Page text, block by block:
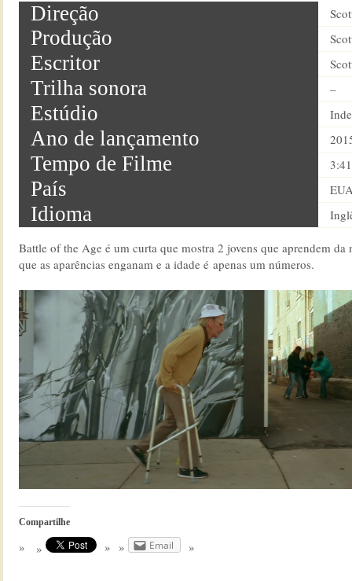
Direção
Produção
Escritor
Trilha sonora –
Estúdio
Ano de lançamento
Tempo de Filme 3:41
País
Idioma
Battle of the Age é um curta que mostra 2 jovens que aprendem
que as aparências enganam e a idade é apenas um números.
Compartilhe
Email